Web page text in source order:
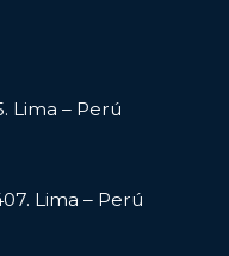
Lima – Perú
Lima – Perú